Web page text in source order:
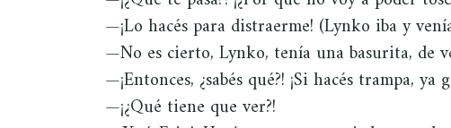
—¡Lo hacés para distraerme! (Lynko iba y
—No es cierto, Lynko, tenía una basurita, de
—¡Entonces, ¿sabés qué?! ¡Si hacés trampa, ya
—¡¿Qué tiene que ver?!